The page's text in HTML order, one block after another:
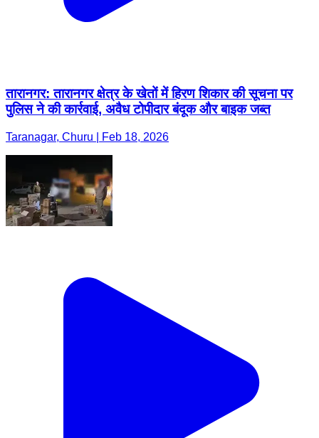
तारानगर: तारानगर क्षेत्र के खेतों में हिरण शिकार की सूचना पर
पुलिस ने की कार्रवाई, अवैध टोपीदार बंदूक और बाइक जब्त
Taranagar, Churu | Feb 18, 2026